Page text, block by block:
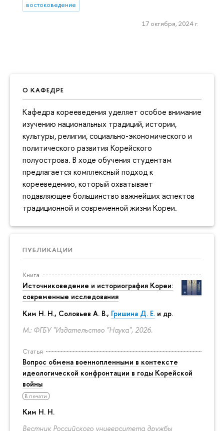
О КАФЕДРЕ
Кафедра корееведения уделяет особое внимание
изучению национальных традиций, истории,
культуры, религии, социально-экономического и
политического развития Корейского
полуострова. В ходе обучения студентам
предлагается комплексный подход к
корееведению, который охватывает
подавляющее большинство важнейших аспектов
традиционной и современной жизни Кореи.
ПУБЛИКАЦИИ
Книга
Источниковедение и историография Кореи:
современные исследования
Ким Н. Н., Соловьев А. В., Гришина Д. Е. и др.
М.: ФГБУ "Издательство "Наука", 2026.
Статья
Вопрос обмена военнопленными в контексте
идеологической конфронтации в годы Корейской
войны
В печати
Ким Н. Н.
Вестник Российского университета дружбы
востоковедение
17 октября, 2024 г.